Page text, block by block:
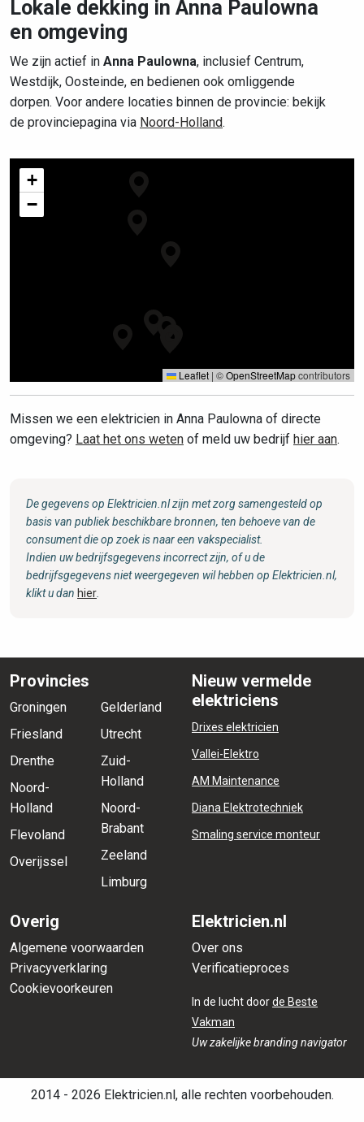
Lokale dekking in Anna Paulowna
en omgeving
We zijn actief in Anna Paulowna, inclusief Centrum,
Westdijk, Oosteinde, en bedienen ook omliggende
dorpen. Voor andere locaties binnen de provincie: bekijk
de provinciepagina via Noord-Holland.
+
−
Leaflet | ©OpenStreetMapcontributors
Missen we een elektricien in Anna Paulowna of directe
omgeving? Laat het ons weten of meld uw bedrijf hier aan.
De gegevens op Elektricien.nl zijn met zorg samengesteld op
basis van publiek beschikbare bronnen, ten behoeve van de
consument die op zoek is naar een vakspecialist.
Indien uw bedrijfsgegevens incorrect zijn, of u de
bedrijfsgegevens niet weergegeven wil hebben op Elektricien.nl,
klikt u dan hier
Provincies
Groningen
Friesland
Drenthe
Noord-
Holland
Flevoland
Overijssel
Gelderland
Utrecht
Zuid-
Holland
Noord-
Brabant
Zeeland
Limburg
Nieuw vermelde
elektriciens
Drixes elektricien
Vallei-Elektro
AM Maintenance
Diana Elektrotechniek
Smaling service monteur
Overig
Algemene voorwaarden
Privacyverklaring
Cookievoorkeuren
Elektricien.nl
Over ons
Verificatieproces
In de lucht doorde Beste
Vakman
Uw zakelijke branding navigator
2014 - 2026 Elektricien.nl, alle rechten voorbehouden.